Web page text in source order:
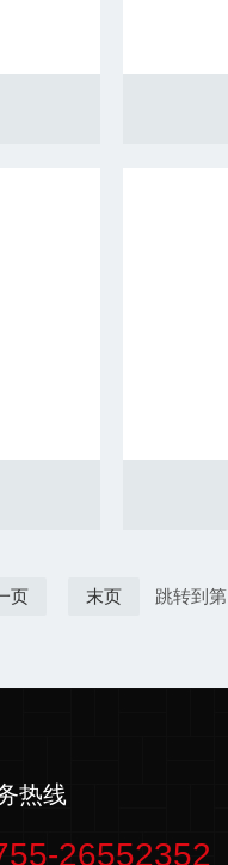
页 末页 跳转到第
热线
26552352